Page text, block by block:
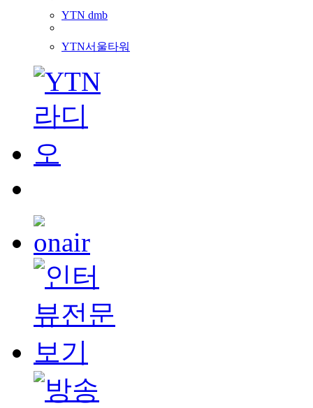
YTN dmb
YTN서울타워